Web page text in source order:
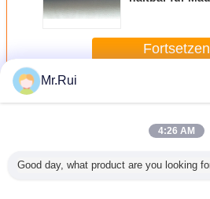
Fortsetzen
Mehr
Mr.Rui
4:26 AM
Good day, what product are you looking